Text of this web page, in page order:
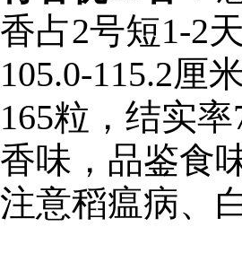
香占2号短1-2
105.0-115.2厘
165粒，结实
香味，品鉴食
注意稻瘟病、